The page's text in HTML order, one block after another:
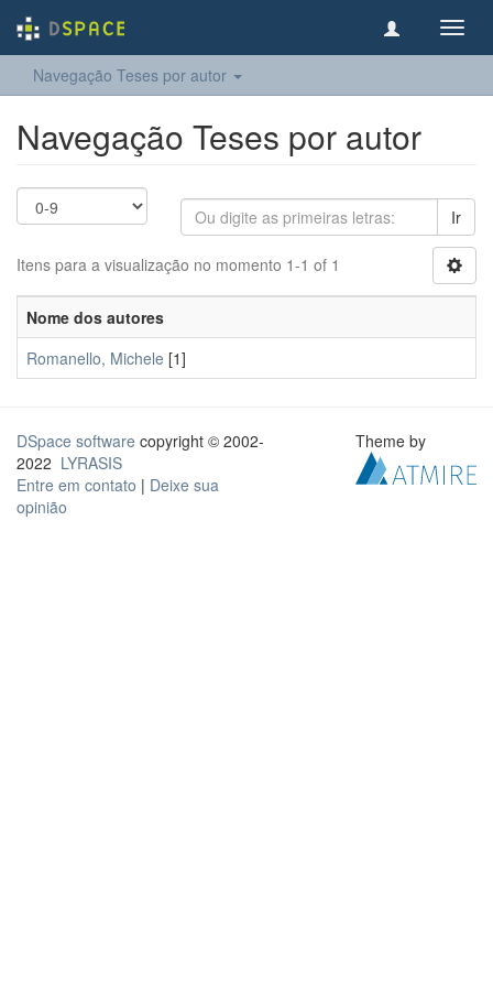
Navegação Teses por autor
Navegação Teses por autor
Ir
Itens para a visualização no momento 1-1 of 1
Nome dos autores
Romanello, Michele [1]
DSpace software copyright © 2002-
2022 LYRASIS
Entre em contato | Deixe sua
opinião
Theme by